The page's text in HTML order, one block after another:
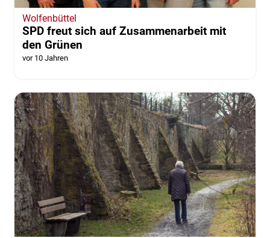
Wolfenbüttel
SPD freut sich auf Zusammenarbeit mit
den Grünen
vor 10 Jahren